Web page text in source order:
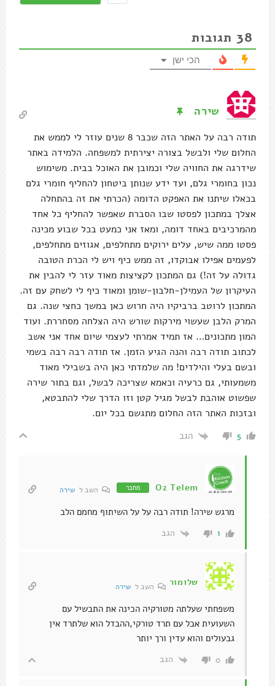
38 תגובות
הכי ישן
שירה
תודה רבה על האתר הזה שכבר 8 שנים עוזר לי לממש את
החלום שלי ולבשל בצורה יצירתית למשפחה. הלמידה באתר
שידרגה את החוויה שלי וכמובן את האוכל בבית. משימוש
נכון בחומרי גלם, ועד ידע שנותן ביטחון להחליף חומרי גלם
בכאלו שיתנו את האפקט הדומה (הכרתי את זה בהתחלה
אצלך במתכון לפסטו שבו הסברת שאפשר להחליף כל אחד
מהמרכיבים באחד דומה, ומאז אני כמעט בכל שבוע מכינה
פסטו ממה שיש, עלים ירוקים מתחלפים, אגוזים מתחלפים,
לפעמים אפילו אבוקדו, זה ממש כיף ויש לי הכרת הטובה
גדולה על זה!) גם המתכון לקציצות מאוד עזר לי להבין את
העיקרון של העמילן-חלבון-שומן ומאוד כיף לי לשחק עם זה.
המתכון לרוטב ברביקיו היה חרוש כאן במשך כחצי שנה. גם
המרק הלבן שעשוי מירקות שורש היה הצלחה מסחררת. ועוד
המון מתכונים… אז תמיד אמרתי לעצמי שיום אחד אני אשב
לכתוב תודה רבה והנה הגיע הזמן. אז תודה רבה רבה בשמי
ובשם בעלי והילדים! מה שלמדתי כאן היה בשבילי מאוד
משמעותי, גם כרעיה וכאמא שצריכה לבשל, וגם בתור שירה
שפשוט אוהבת לבשל מגיל קטן וזו הדרך שלי להתבטא,
ובזכות האתר הזה החלום מתגשם בכל יום.
5 הגב
Oz Telem מחבר השב ל שירה
מרגש שירה! תודה רבה על על השיתוף מחמם הלב
1 הגב
שלומור השב לשירה
משפחתי שעלתה מטורקיה הכינה את התבשיל עם
השעועית אבל עם תרד טורקי,ההבדל הוא שלתרד אין
גבעולים והוא עדין ורך יותר
0 הגב